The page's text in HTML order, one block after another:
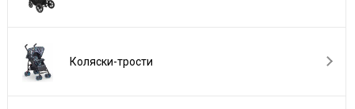
Коляски-трости